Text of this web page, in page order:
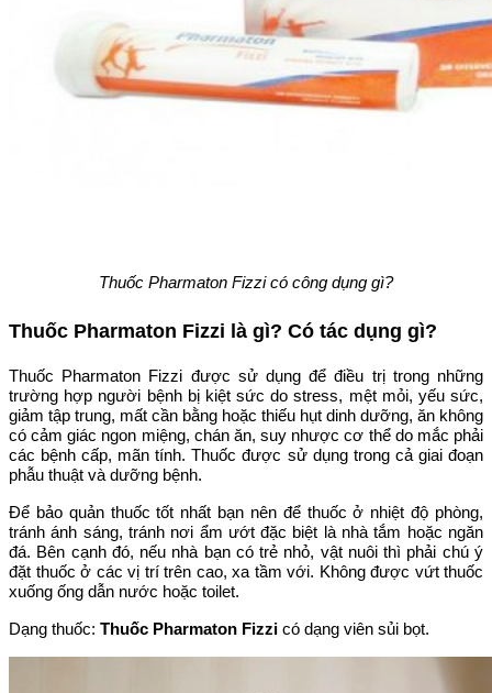
Thuốc Pharmaton Fizzi có công dụng gì?
Thuốc Pharmaton Fizzi là gì? Có tác dụng gì?
Thuốc Pharmaton Fizzi được sử dụng để điều trị trong những
trường hợp người bệnh bị kiệt sức do stress, mệt mỏi, yếu sức,
giảm tập trung, mất cần bằng hoặc thiếu hụt dinh dưỡng, ăn không
có cảm giác ngon miệng, chán ăn, suy nhược cơ thể do mắc phải
các bệnh cấp, mãn tính. Thuốc được sử dụng trong cả giai đoạn
phẫu thuật và dưỡng bệnh.
Để bảo quản thuốc tốt nhất bạn nên để thuốc ở nhiệt độ phòng,
tránh ánh sáng, tránh nơi ẩm ướt đặc biệt là nhà tắm hoặc ngăn
đá. Bên cạnh đó, nếu nhà bạn có trẻ nhỏ, vật nuôi thì phải chú ý
đặt thuốc ở các vị trí trên cao, xa tầm với. Không được vứt thuốc
xuống ống dẫn nước hoặc toilet.
Dạng thuốc: Thuốc Pharmaton Fizzi có dạng viên sủi bọt.